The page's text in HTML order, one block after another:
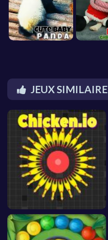
JEUX SIMILAIRE